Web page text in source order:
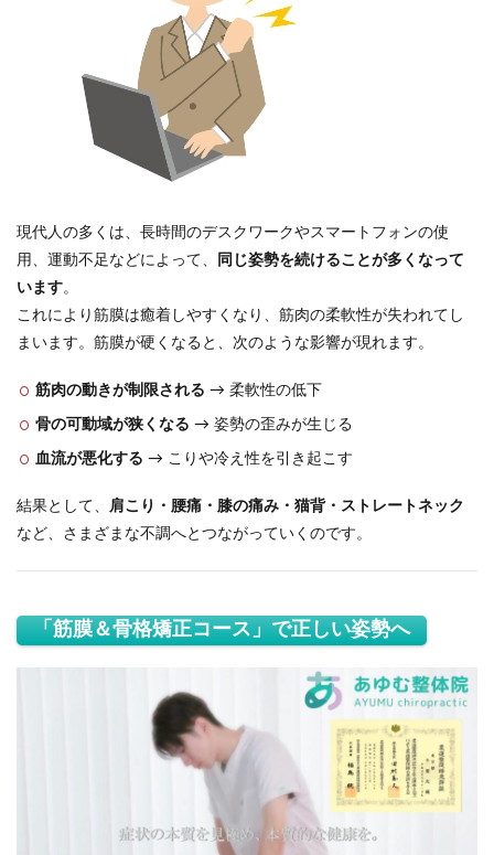
現代人の多くは、長時間のデスクワークやスマートフォンの使
用、運動不足などによって、
同じ姿勢を続けることが多くなって
います。
これにより筋膜は癒着しやすくなり、筋肉の柔軟性が失われてし
まいます。筋膜が硬くなると、次のような影響が現れます。
筋肉の動きが制限される → 柔軟性の低下
骨の可動域が狭くなる → 姿勢の歪みが生じる
血流が悪化する → こりや冷え性を引き起こす
結果として、
肩こり・腰痛・膝の痛み・猫背・ストレートネック
など、さまざまな不調へとつながっていくのです。
「筋膜＆骨格矯正コース」で正しい姿勢へ